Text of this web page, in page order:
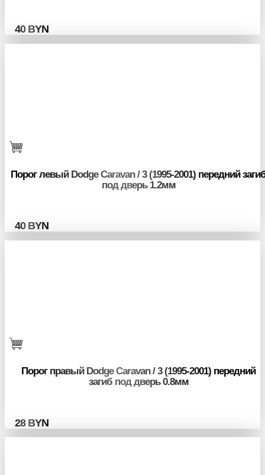
40 BYN
Порог левый Dodge Caravan / 3 (1995-2001) передний
под дверь 1.2мм
40 BYN
Порог правый Dodge Caravan / 3 (1995-2001) передний
загиб под дверь 0.8мм
28 BYN